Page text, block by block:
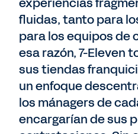
fluidas, tanto para
para los equipos de
esa razón, 7-Eleven
sus tiendas
un enfoque
los mánagers de
encargarían de sus